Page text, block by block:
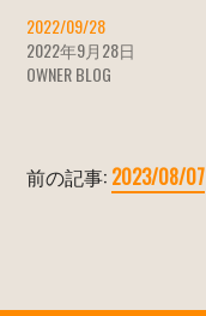
2022/09/28
2022年9月28日
OWNER BLOG
前の記事: 2023/08/07